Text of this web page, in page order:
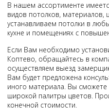
В нашем ассортименте
видов потолков, материалов,
устанавливаем потолки в
кухне и помещениях с
Если Вам необходимо
Коптево, обращайтесь в
осуществляем выезд
Вам будет предложена
иного материала. Вы
широкой палитры цветов.
конечной стоимости.